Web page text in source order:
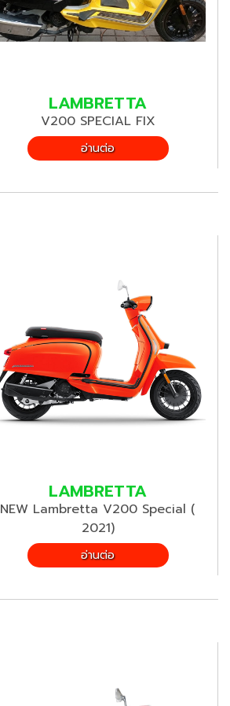
LAMBRETTA
V200 SPECIAL FIX
อ่านต่อ
LAMBRETTA
NEW Lambretta V200 Special (
2021)
อ่านต่อ